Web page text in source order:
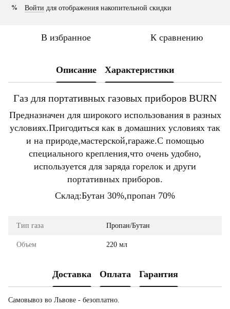
% Войти для отображения накопительной скидки
В избранное К сравнению
Описание Характеристики
Газ для портативных газовых приборов BURN
Предназначен для широкого использования в разных
условиях.Пригодиться как в домашних условиях так
и на природе,мастерской,гараже.С помощью
специального крепления,что очень удобно,
используется для заряда горелок и други
портативных приборов.
Склад:Бутан 30%,пропан 70%
Тип газа Пропан/Бутан
Объем 220 мл
Доставка Оплата Гарантия
Самовывоз во Львове - безоплатно.